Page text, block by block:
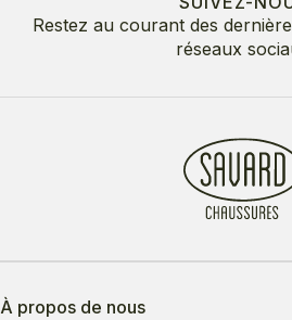
Restez au courant des
réseaux
À propos de nous